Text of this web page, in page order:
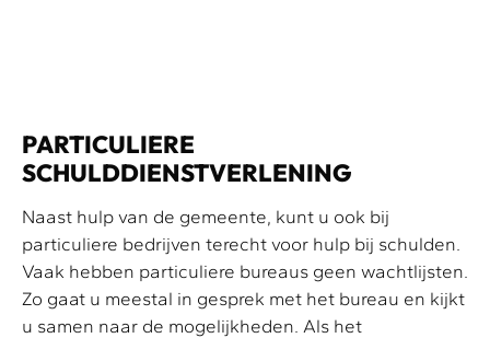
PARTICULIERE
SCHULDDIENSTVERLENING
Naast hulp van de gemeente, kunt u ook bij
particuliere bedrijven terecht voor hulp bij schulden.
Vaak hebben particuliere bureaus geen wachtlijsten.
Zo gaat u meestal in gesprek met het bureau en kijkt
u samen naar de mogelijkheden. Als het